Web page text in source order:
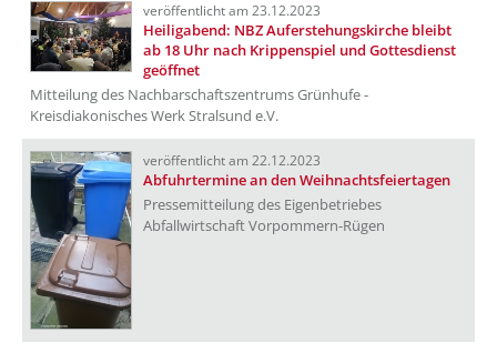
veröffentlicht am 23.12.2023
Heiligabend: NBZ Auferstehungskirche bleibt
ab 18 Uhr nach Krippenspiel und Gottesdienst
geöffnet
Mitteilung des Nachbarschaftszentrums Grünhufe -
Kreisdiakonisches Werk Stralsund e.V.
veröffentlicht am 22.12.2023
Abfuhrtermine an den Weihnachtsfeiertagen
Pressemitteilung des Eigenbetriebes
Abfallwirtschaft Vorpommern-Rügen